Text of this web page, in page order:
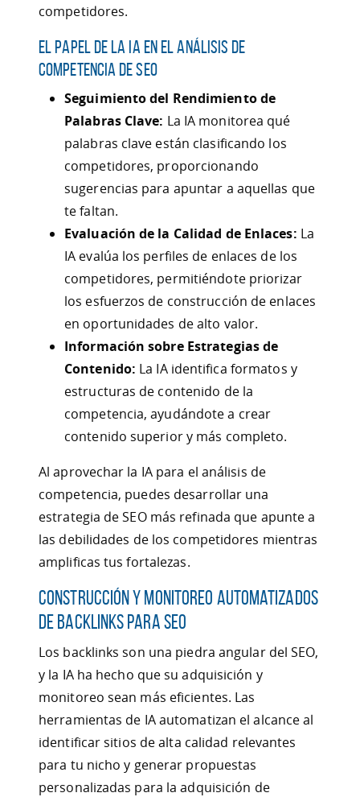
competidores.
El Papel de la IA en el Análisis de
Competencia de SEO
Seguimiento del Rendimiento de
Palabras Clave: La IA monitorea qué
palabras clave están clasificando los
competidores, proporcionando
sugerencias para apuntar a aquellas que
te faltan.
Evaluación de la Calidad de Enlaces: La
IA evalúa los perfiles de enlaces de los
competidores, permitiéndote priorizar
los esfuerzos de construcción de enlaces
en oportunidades de alto valor.
Información sobre Estrategias de
Contenido: La IA identifica formatos y
estructuras de contenido de la
competencia, ayudándote a crear
contenido superior y más completo.
Al aprovechar la IA para el análisis de
competencia, puedes desarrollar una
estrategia de SEO más refinada que apunte a
las debilidades de los competidores mientras
amplificas tus fortalezas.
Construcción y Monitoreo Automatizados
de Backlinks para SEO
Los backlinks son una piedra angular del SEO,
y la IA ha hecho que su adquisición y
monitoreo sean más eficientes. Las
herramientas de IA automatizan el alcance al
identificar sitios de alta calidad relevantes
para tu nicho y generar propuestas
personalizadas para la adquisición de